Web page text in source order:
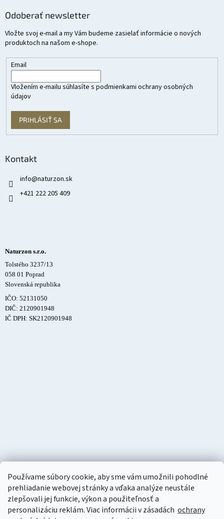
Používame súbory cookie, aby sme vám umožnili pohodlné
prehliadanie webovej stránky a vďaka analýze neustále
zlepšovali jej funkcie, výkon a použiteľnosť a
personalizáciu reklám. Viac informácii v zásadách ochrany
Odoberať newsletter
Vložte svoj e-mail a my Vám budeme zasielať informácie o nových
produktoch na našom e-shope.
Email
Vložením e-mailu súhlasíte s podmienkami ochrany osobných
údajov
PRIHLÁSIŤ SA
Kontakt
info@naturzon.sk
+421 222 205 409
Naturzon s.r.o.
Tolstého 3237/13
058 01 Poprad
Slovenská republika
IČO: 52131050
DIČ: 2120901948
IČ DPH: SK2120901948